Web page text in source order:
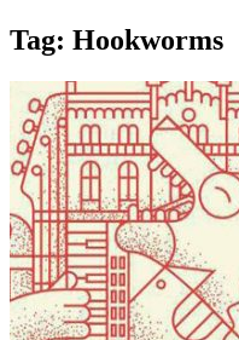
Tag: Hookworms